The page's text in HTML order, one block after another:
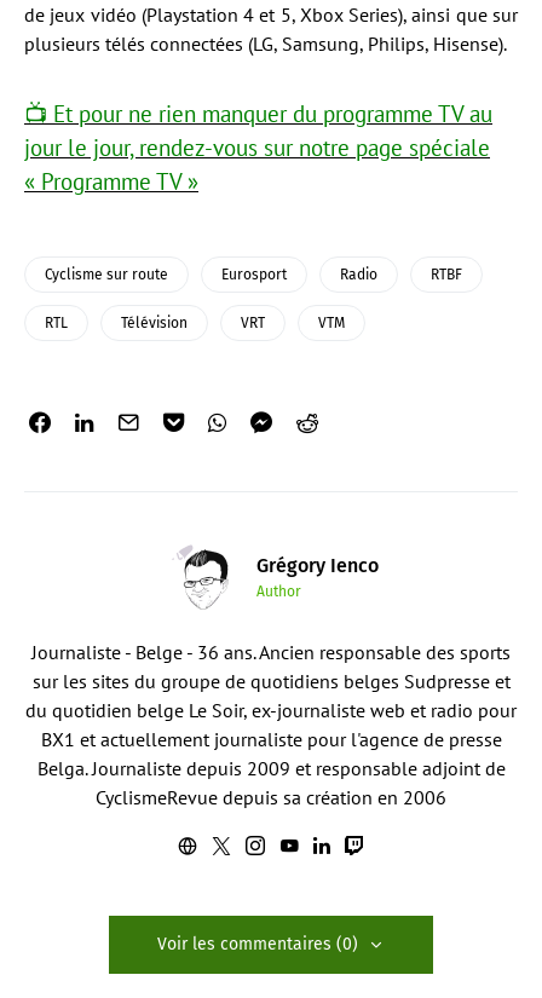
de jeux vidéo (Playstation 4 et 5, Xbox Series), ainsi que sur
plusieurs télés connectées (LG, Samsung, Philips, Hisense).
📺 Et pour ne rien manquer du programme TV au
jour le jour, rendez-vous sur notre page spéciale
« Programme TV »
Cyclisme sur route Eurosport Radio RTBF
RTL Télévision VRT VTM
Grégory Ienco
Author
Journaliste - Belge - 36 ans. Ancien responsable des sports
sur les sites du groupe de quotidiens belges Sudpresse et
du quotidien belge Le Soir, ex-journaliste web et radio pour
BX1 et actuellement journaliste pour l'agence de presse
Belga. Journaliste depuis 2009 et responsable adjoint de
CyclismeRevue depuis sa création en 2006
Voir les commentaires (0)